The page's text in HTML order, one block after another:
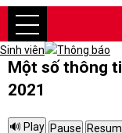
Sinh viên Thông báo
Một số thông
2021